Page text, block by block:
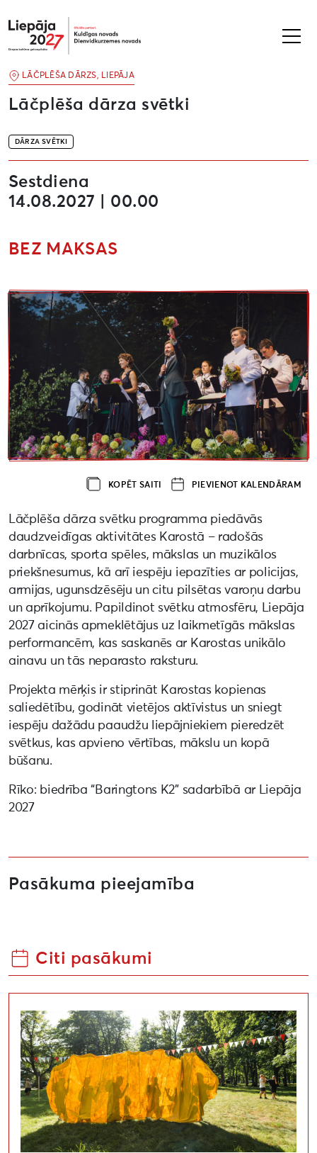
Liepāja2027
DĀRZA SVĒTKI
Lāčplēša dārza svētki
LĀČPLĒŠA DĀRZS, LIEPĀJA
Sestdiena
14.08.2027 | 00.00
BEZ MAKSAS
KOPĒT SAITI PIEVIENOT KALENDĀRAM
Lāčplēša dārza svētku programma piedāvās
daudzveidīgas aktivitātes Karostā – radošās
darbnīcas, sporta spēles, mākslas un muzikālos
priekšnesumus, kā arī iespēju iepazīties ar policijas,
armijas, ugunsdzēsēju un citu pilsētas varoņu darbu
un aprīkojumu. Papildinot svētku atmosfēru, Liepāja
2027 aicinās apmeklētājus uz laikmetīgās mākslas
performancēm, kas saskanēs ar Karostas unikālo
ainavu un tās neparasto raksturu.
Projekta mērķis ir stiprināt Karostas kopienas
saliedētību, godināt vietējos aktīvistus un sniegt
iespēju dažādu paaudžu liepājniekiem pieredzēt
svētkus, kas apvieno vērtības, mākslu un kopā
būšanu.
Rīko: biedrība “Baringtons K2” sadarbībā ar Liepāja
2027
Pasākuma pieejamība
Citi pasākumi